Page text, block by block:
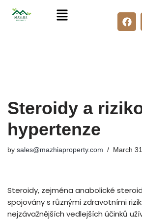
Steroidy a
hypertenze
by sales@mazhiaproperty.com March
Steroidy, zejména anabolické
spojovány s různými zdravotními
nejzávažnějších vedlejších účinků